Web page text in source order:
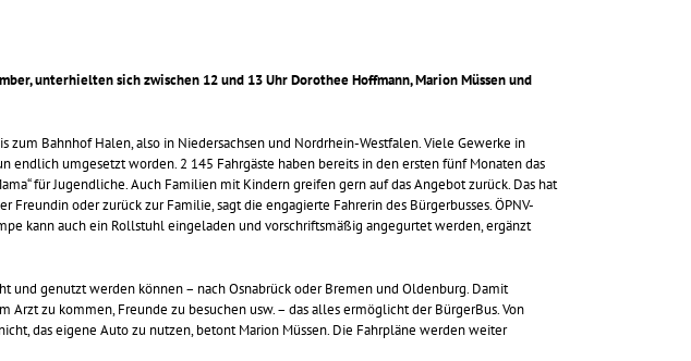
unterhielten sich zwischen 12 und 13 Uhr Dorothee Hoffmann, Marion Müssen und
Bahnhof Halen, also in Niedersachsen und Nordrhein-Westfalen. Viele Gewerke in
umgesetzt worden. 2 145 Fahrgäste haben bereits in den ersten fünf Monaten das
für Jugendliche. Auch Familien mit Kindern greifen gern auf das Angebot zurück. Das hat
oder zurück zur Familie, sagt die engagierte Fahrerin des Bürgerbusses. ÖPNV-
kann auch ein Rollstuhl eingeladen und vorschriftsmäßig angegurtet werden, ergänzt
und genutzt werden können – nach Osnabrück oder Bremen und Oldenburg. Damit
zu kommen, Freunde zu besuchen usw. – das alles ermöglicht der BürgerBus. Von
das eigene Auto zu nutzen, betont Marion Müssen. Die Fahrpläne werden weiter